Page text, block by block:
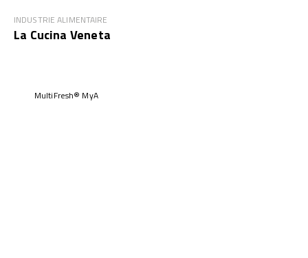
INDUSTRIE ALIMENTAIRE
La Cucina Veneta
MultiFresh® MyA